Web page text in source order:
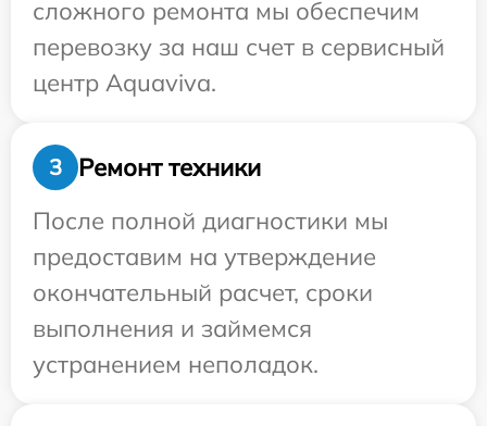
сложного ремонта мы обеспечим
перевозку за наш счет в сервисный
центр Aquaviva.
3
Ремонт техники
После полной диагностики мы
предоставим на утверждение
окончательный расчет, сроки
выполнения и займемся
устранением неполадок.